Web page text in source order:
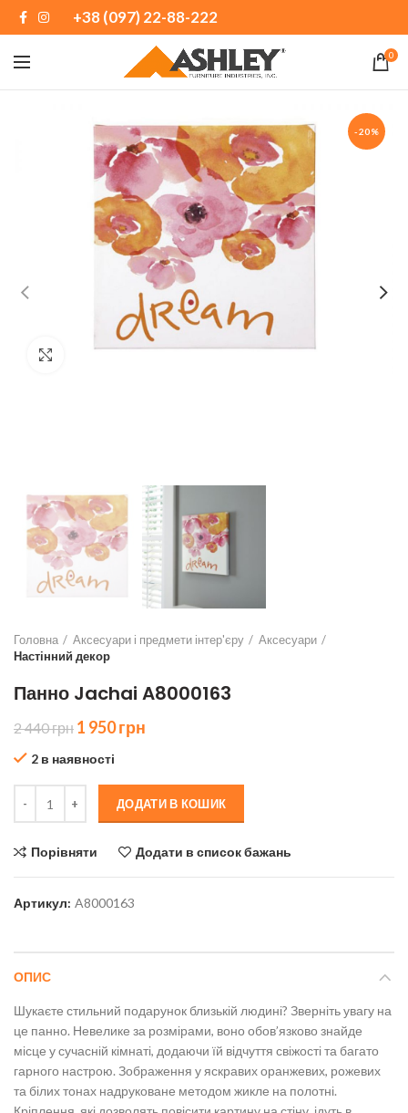
+38 (097) 22-88-222
0
-20%
Головна Аксесуари і предмети інтер'єру
Аксесуари
Настінний декор
Панно Jachai A8000163
2 440грн Оригінальна
2
440 грн.
1 950грн
950 грн.
2 в наявності
ДОДАТИ В КОШИК
Порівняти Додати в список бажань
Артикул: A8000163
ОПИС
Шукаєте стильний подарунок близькій людині? Зверніть увагу на
це панно. Невелике за розмірами, воно обов’язково знайде
місце у сучасній кімнаті, додаючи їй відчуття свіжості та багато
гарного настрою. Зображення у яскравих оранжевих, рожевих
та білих тонах надруковане методом жикле на полотні.